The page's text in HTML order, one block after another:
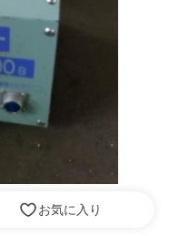
お気に入り